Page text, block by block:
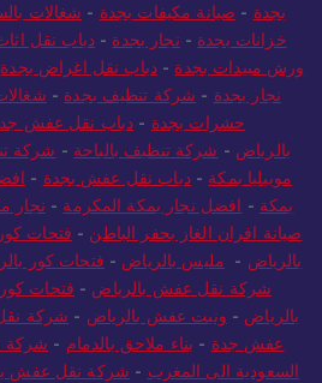
بجدة - صيانة مكيفات بجدة - شغالات
خزانات بجدة - نجار بجدة - دباب نقل
ورش مبيدات بجدة -دباب نقل اغراض بجدة
نجار بجدة - شركة تنظيف بجدة -
حشرات بجدة - دباب نقل عفش
بالرياض - شركة تنظيف بالباحة - شركة
موبيليا بمكة -دباب نقل عفش بجدة -
بمكة - افضل نجار بمكة المكرمة - نجار
صيانة افران الغاز بحفر الباطن - فتحات
بالرياض - مليس بالرياض - فتحات كور
شركة نقل عفش بالرياض - فتحات
بالرياض - ونيت عفش بالرياض - شركة
عفش جدة - بناء ملاحق بالدمام - شركة
السعودية الى المغرب - شركة نقل عفش